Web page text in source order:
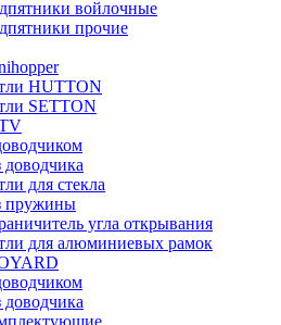
войлочные
прочие
HUTTON
SETTON
доводчика
для стекла
пружины
угла открывания
для алюминиевых рамок
доводчика